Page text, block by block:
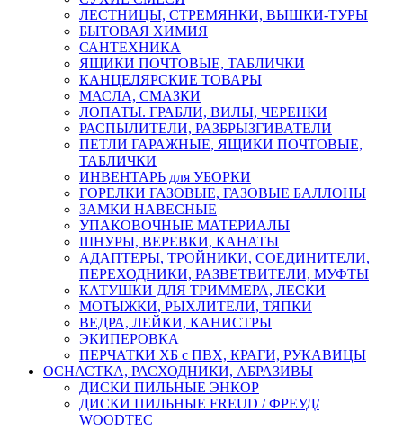
ЛЕСТНИЦЫ, СТРЕМЯНКИ, ВЫШКИ-ТУРЫ
БЫТОВАЯ ХИМИЯ
САНТЕХНИКА
ЯЩИКИ ПОЧТОВЫЕ, ТАБЛИЧКИ
КАНЦЕЛЯРСКИЕ ТОВАРЫ
МАСЛА, СМАЗКИ
ЛОПАТЫ. ГРАБЛИ, ВИЛЫ, ЧЕРЕНКИ
РАСПЫЛИТЕЛИ, РАЗБРЫЗГИВАТЕЛИ
ПЕТЛИ ГАРАЖНЫЕ, ЯЩИКИ ПОЧТОВЫЕ,
ТАБЛИЧКИ
ИНВЕНТАРЬ для УБОРКИ
ГОРЕЛКИ ГАЗОВЫЕ, ГАЗОВЫЕ БАЛЛОНЫ
ЗАМКИ НАВЕСНЫЕ
УПАКОВОЧНЫЕ МАТЕРИАЛЫ
ШНУРЫ, ВЕРЕВКИ, КАНАТЫ
АДАПТЕРЫ, ТРОЙНИКИ, СОЕДИНИТЕЛИ,
ПЕРЕХОДНИКИ, РАЗВЕТВИТЕЛИ, МУФТЫ
КАТУШКИ ДЛЯ ТРИММЕРА, ЛЕСКИ
МОТЫЖКИ, РЫХЛИТЕЛИ, ТЯПКИ
ВЕДРА, ЛЕЙКИ, КАНИСТРЫ
ЭКИПЕРОВКА
ПЕРЧАТКИ ХБ с ПВХ, КРАГИ, РУКАВИЦЫ
ОСНАСТКА, РАСХОДНИКИ, АБРАЗИВЫ
ДИСКИ ПИЛЬНЫЕ ЭНКОР
ДИСКИ ПИЛЬНЫЕ FREUD / ФРЕУД/
WOODTEC